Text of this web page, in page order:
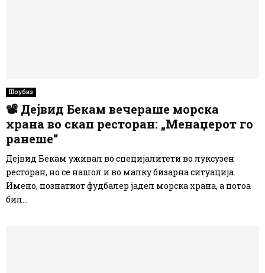
Шоубиз
📽 Дејвид Бекам вечераше морска
храна во скап ресторан: „Менаџерот го
ранеше“
Дејвид Бекам уживал во специјалитети во луксузен
ресторан, но се нашол и во малку бизарна ситуација.
Имено, познатиот фудбалер јадел морска храна, а потоа
бил...